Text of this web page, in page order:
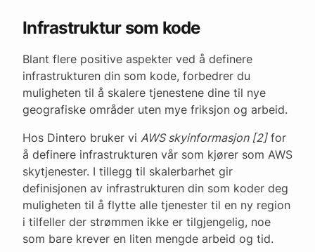
Infrastruktur som kode
Blant flere positive aspekter ved å definere
infrastrukturen din som kode, forbedrer du
muligheten til å skalere tjenestene dine til nye
geografiske områder uten mye friksjon og arbeid.
Hos Dintero bruker vi AWS skyinformasjon [2]for
å definere infrastrukturen vår som kjører som AWS
skytjenester. I tillegg til skalerbarhet gir
definisjonen av infrastrukturen din som koder deg
muligheten til å flytte alle tjenester til en ny region
i tilfeller der strømmen ikke er tilgjengelig, noe
som bare krever en liten mengde arbeid og tid.